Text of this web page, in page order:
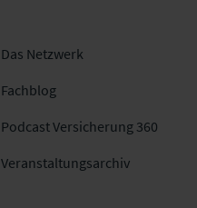
Das Netzwerk
Fachblog
Podcast Versicherung 360
Veranstaltungsarchiv